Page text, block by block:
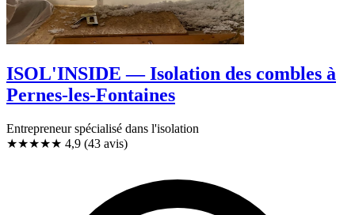
ISOL'INSIDE — Isolation des combles à
Pernes-les-Fontaines
Entrepreneur spécialisé dans l'isolation
★★★★★ 4,9 (43 avis)